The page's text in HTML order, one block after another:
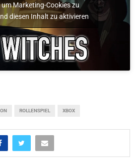
um Marketing-Cookies zu
diesen Inhalt zu aktivieren
ROLLENSPIEL XBOX